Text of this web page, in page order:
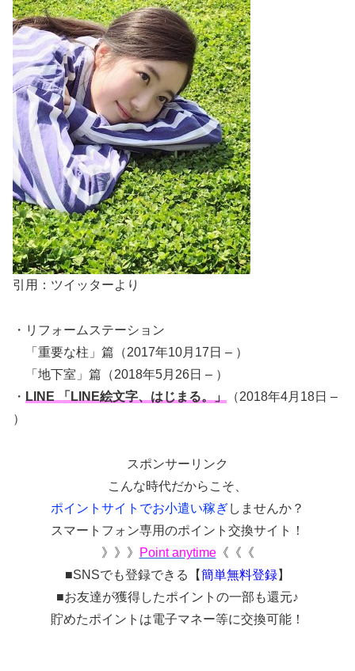
引用：ツイッターより
・リフォームステーション
「重要な柱」篇（2017年10月17日 – ）
「地下室」篇（2018年5月26日 – ）
・ LINE 「LINE絵文字、はじまる。」
（2018年4月18日 –
）
スポンサーリンク
こんな時代だからこそ、
ポイントサイトでお小遣い稼ぎしませんか？
スマートフォン専用のポイント交換サイト！
》》》
Point anytime《《《
■SNSでも登録できる【簡単無料登録】
■お友達が獲得したポイントの一部も還元♪
貯めたポイントは電子マネー等に交換可能！